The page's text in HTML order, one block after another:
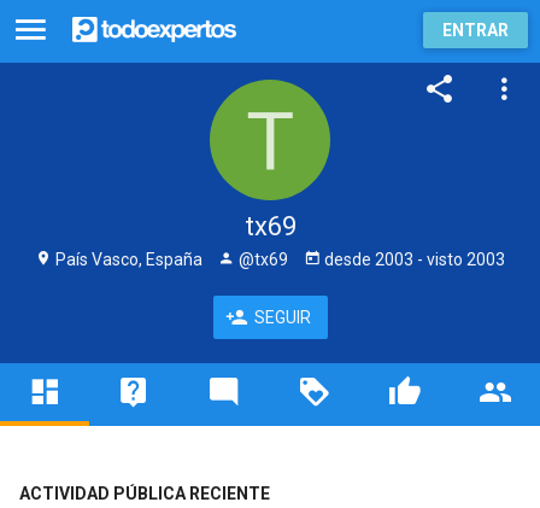
ENTRAR
tx69
País Vasco, España @tx69 desde 2003 - visto 2003
SEGUIR
ACTIVIDAD PÚBLICA RECIENTE